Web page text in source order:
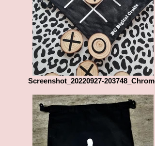
Screenshot_20220927-203748_Chrome